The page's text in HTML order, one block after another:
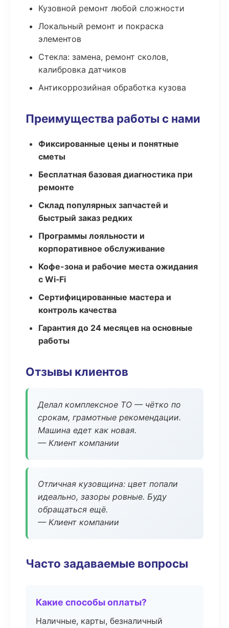
Кузовной ремонт любой сложности
Локальный ремонт и покраска
элементов
Стекла: замена, ремонт сколов,
калибровка датчиков
Антикоррозийная обработка кузова
Преимущества работы с нами
Фиксированные цены и понятные
сметы
Бесплатная базовая диагностика при
ремонте
Склад популярных запчастей и
быстрый заказ редких
Программы лояльности и
корпоративное обслуживание
Кофе-зона и рабочие места ожидания
с Wi‑Fi
Сертифицированные мастера и
контроль качества
Гарантия до 24 месяцев на основные
работы
Отзывы клиентов
Делал комплексное ТО — чётко по
срокам, грамотные рекомендации.
Машина едет как новая.
— Клиент компании
Отличная кузовщина: цвет попали
идеально, зазоры ровные. Буду
обращаться ещё.
— Клиент компании
Часто задаваемые вопросы
Какие способы оплаты?
Наличные, карты, безналичный